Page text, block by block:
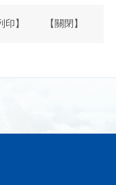
印】 【關閉】